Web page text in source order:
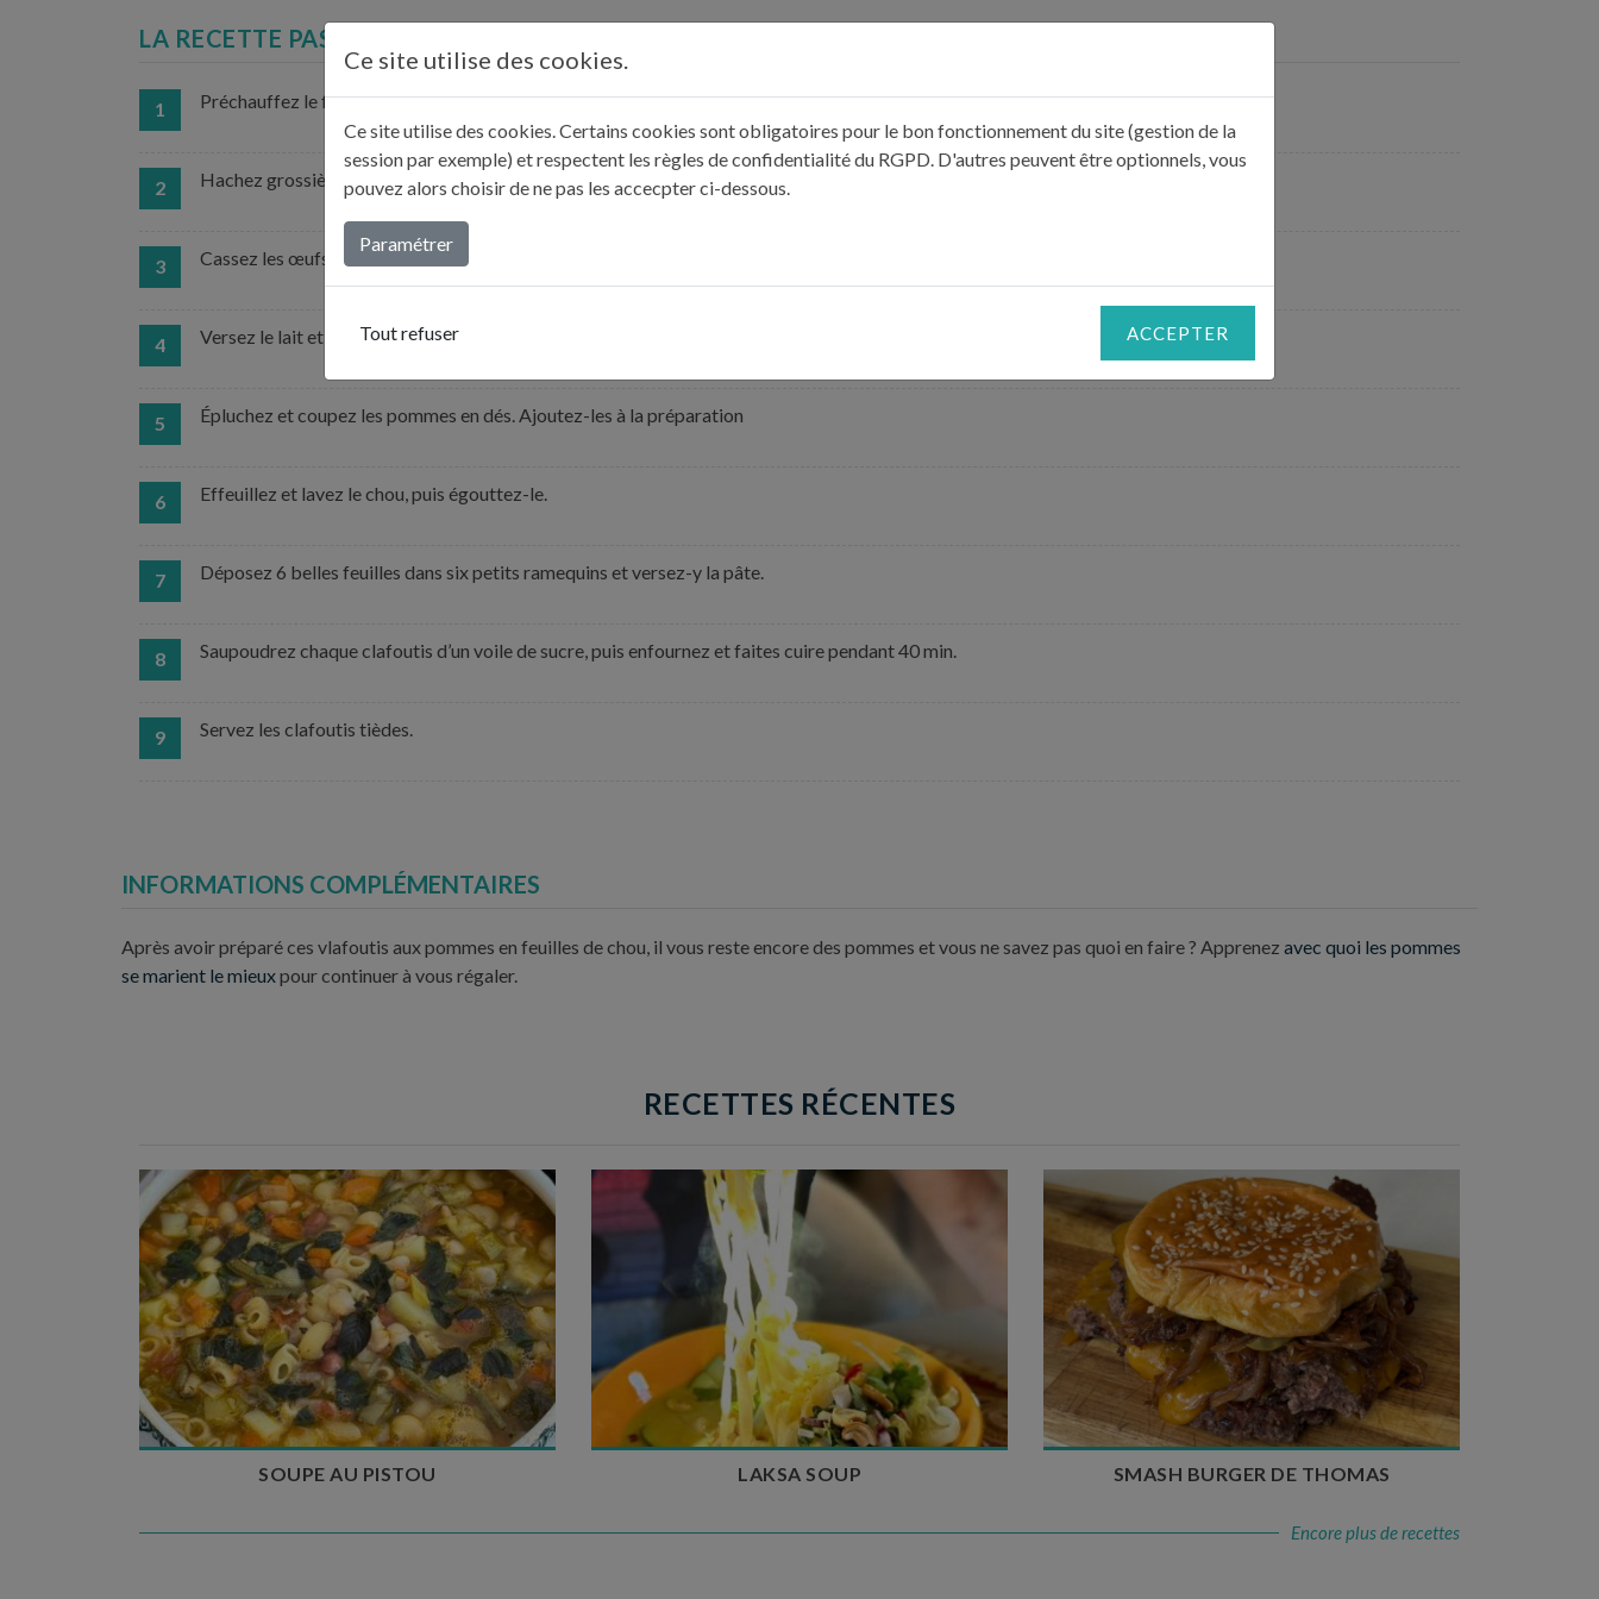
LA RECETTE PAS À PAS...
1 Préchauffez le four à 180 °C (th. 6)
2 Hachez grossièrement les amandes.
3 Cassez les œufs dans un bol, puis fouettez-les avec le sucre vanillé et le sucre en poudre.
4 Versez le lait et la crème en filet, incorporez le sel, saupoudrez la farine, la cannelle, puis intégrez les amandes.
5 Épluchez et coupez les pommes en dés. Ajoutez-les à la préparation
6 Effeuillez et lavez le chou, puis égouttez-le.
7 Déposez 6 belles feuilles dans six petits ramequins et versez-y la pâte.
8 Saupoudrez chaque clafoutis d’un voile de sucre, puis enfournez et faites cuire pendant 40 min.
9 Servez les clafoutis tièdes.
INFORMATIONS COMPLÉMENTAIRES
Après avoir préparé ces vlafoutis aux pommes en feuilles de chou, il vous reste encore des pommes et vous ne savez pas quoi en faire ? Apprenez avec quoi les pommes
se marient le mieuxpour continuer à vous régaler.
RECETTES RÉCENTES
Temps de préparation : 35 min
Temps de cuisson : 1h15
Nombre de couverts : 8
SOUPE AU PISTOU
Temps de préparation : 40 min
Temps de cuisson : 25 min
Nombre de couverts : 4
LAKSA SOUP
Temps de préparation : 20 min
Temps de cuisson : 5 à 10 min
Nombre de couverts : 4
SMASH BURGER DE THOMAS
Encore plus de recettes
Ce site utilise des cookies.
Ce site utilise des cookies. Certains cookies sont obligatoires pour le bon fonctionnement du site (gestion de la
session par exemple) et respectent les règles de confidentialité du RGPD. D'autres peuvent être optionnels, vous
pouvez alors choisir de ne pas les accecpter ci-dessous.
Paramétrer
Tout refuser ACCEPTER